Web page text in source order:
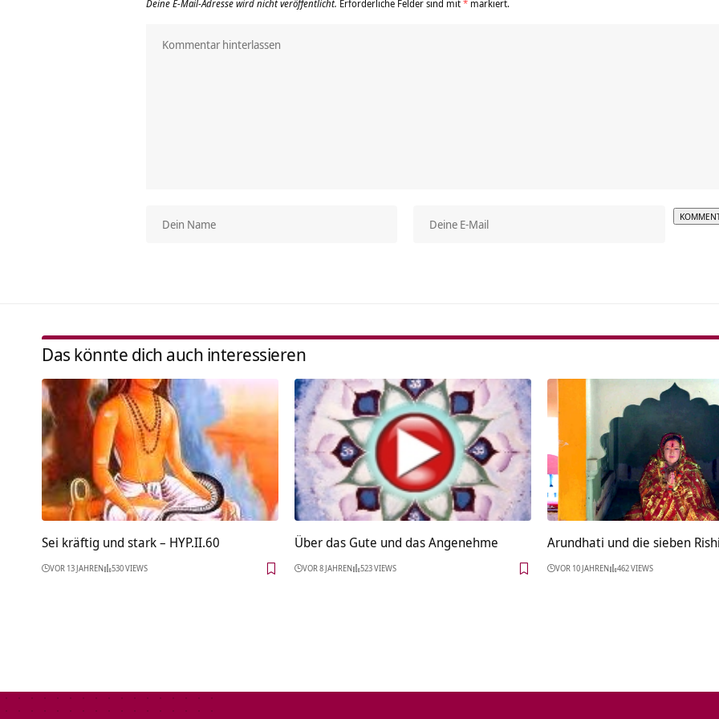
Deine E-Mail-Adresse wird nicht veröffentlicht. Erforderliche Felder sind mit* markiert.
Das könnte dich auch interessieren
Sei kräftig und stark – HYP.II.60
VOR 13 JAHREN 530 VIEWS
Über das Gute und das Angenehme
VOR 8 JAHREN 523 VIEWS
Arundhati und die sieben
VOR 10 JAHREN 462 VIEWS